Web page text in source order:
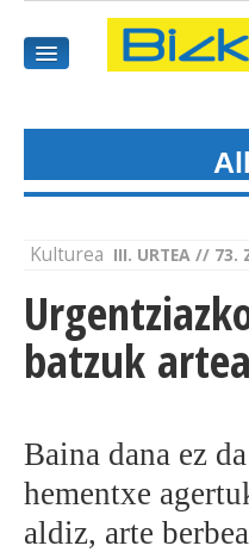
AGENDEA
ALBISTE GUZTIAK
Kulturea III. URTEA // 73.
batzuk
Baina dana ez
hementxe
aldiz, arte